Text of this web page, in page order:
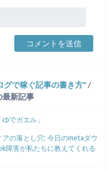
グで稼ぐ記事の書き方 /
最新記事
でガエル」
アの落とし穴: 今日のmetaダウ
障害が私たちに教えてくれる